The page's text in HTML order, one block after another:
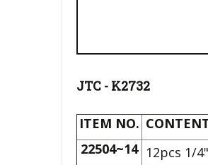
JTC - K2732
ITEM NO.
22504~14 12pcs 1/